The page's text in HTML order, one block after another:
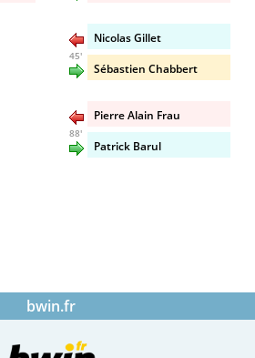
Nicolas Gillet
45'
Sébastien Chabbert
Pierre Alain Frau
88'
Patrick Barul
bwin.fr